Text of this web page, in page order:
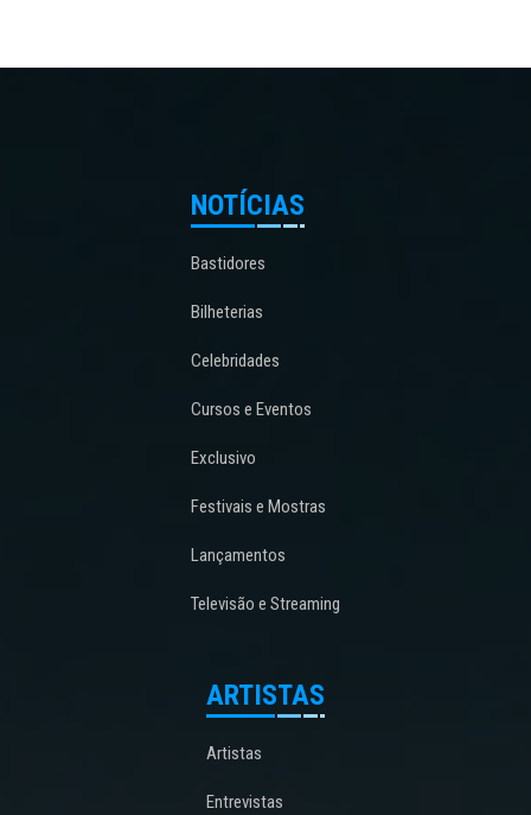
NOTÍCIAS
Bastidores
Bilheterias
Celebridades
Cursos e Eventos
Exclusivo
Festivais e Mostras
Lançamentos
Televisão e Streaming
ARTISTAS
Artistas
Entrevistas